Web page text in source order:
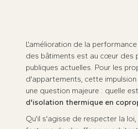
L'amélioration de la
des bâtiments est au cœur des
publiques actuelles. Pour les
d'appartements, cette
une question majeure : quelle
d'isolation thermique en
Qu'il s'agisse de respecter la